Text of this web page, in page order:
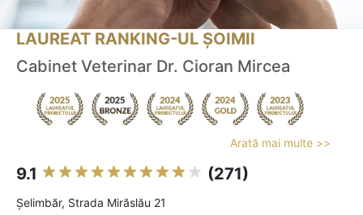
LAUREAT RANKING-UL ȘOIMII
Cabinet Veterinar Dr. Cioran Mircea
Arată mai multe >>
9.1 (271)
Şelimbăr, Strada Mirăslău 21